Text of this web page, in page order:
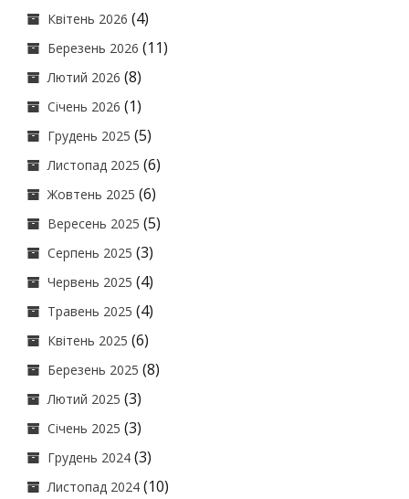
Квітень 2026 (4)
Березень 2026 (11)
Лютий 2026 (8)
Січень 2026 (1)
Грудень 2025 (5)
Листопад 2025 (6)
Жовтень 2025 (6)
Вересень 2025 (5)
Серпень 2025 (3)
Червень 2025 (4)
Травень 2025 (4)
Квітень 2025 (6)
Березень 2025 (8)
Лютий 2025 (3)
Січень 2025 (3)
Грудень 2024 (3)
Листопад 2024 (10)